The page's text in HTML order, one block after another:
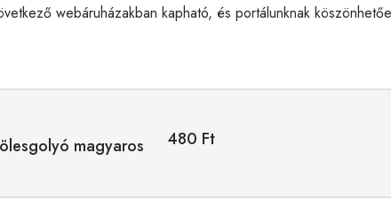
webáruházakban kapható, és portálunknak
magyaros
480 Ft